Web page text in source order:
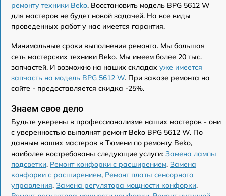
ремонту техники Beko. Восстановить модель BPG 5612 W
для мастеров не будет новой задачей. На все виды
проведенных работ у нас имеется гарантия.
Минимальные сроки выполнения ремонта. Мы большая
сеть мастерских техники Beko. Мы имеем более 20 тыс.
запчастей. И возможно на наших складах уже имеется
запчасть на модель BPG 5612 W. При заказе ремонта на
сайте - предоставляется скидка -25%.
Знаем свое дело
Будьте уверены в профессионализме наших мастеров - они
с уверенностью выполнят ремонт Beko BPG 5612 W. По
данным наших мастеров в Тюмени по ремонту Beko,
наиболее востребованы следующие услуги: Замена лампы
подсветки, Ремонт конфорки с расширением, Замена
конфорки с расширением, Ремонт платы сенсорного
управления, Замена регулятора мощности конфорки,